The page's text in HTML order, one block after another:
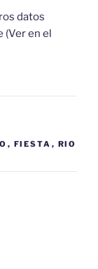
datos
(Ver en el
, FIESTA , RIO